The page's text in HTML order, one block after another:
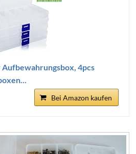
Aufbewahrungsbox, 4pcs
Bei Amazon kaufen